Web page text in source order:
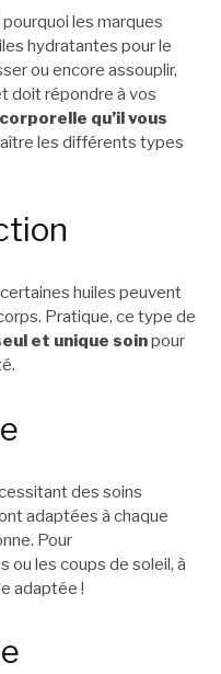
les marques
hydratantes pour le
ou encore assouplir,
doit répondre à vos
qu’il vous
les différents types
huiles peuvent
Pratique, ce type de
et unique soinpour
des soins
adaptées à chaque
Pour
ou les coups de soleil, à
adaptée !